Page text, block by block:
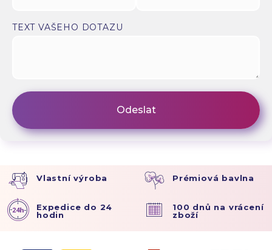
TEXT VAŠEHO DOTAZU
Vlastní výroba Prémiová bavlna
Expedice do 24
hodin
100 dnů na vrácení
zboží